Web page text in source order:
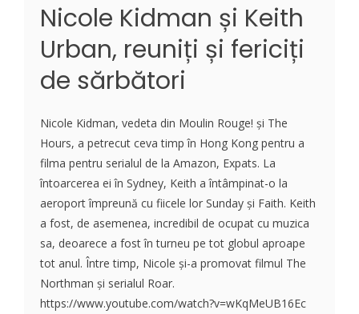
Nicole Kidman și Keith
Urban, reuniți și fericiți
de sărbători
Nicole Kidman, vedeta din Moulin Rouge! și The
Hours, a petrecut ceva timp în Hong Kong pentru a
filma pentru serialul de la Amazon, Expats. La
întoarcerea ei în Sydney, Keith a întâmpinat-o la
aeroport împreună cu fiicele lor Sunday și Faith. Keith
a fost, de asemenea, incredibil de ocupat cu muzica
sa, deoarece a fost în turneu pe tot globul aproape
tot anul. Între timp, Nicole și-a promovat filmul The
Northman și serialul Roar.
https://www.youtube.com/watch?v=wKqMeUB16Ec